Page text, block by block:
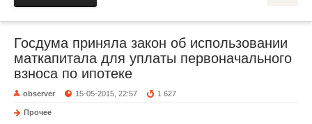
Госдума приняла закон об использовании
маткапитала для уплаты первоначального
взноса по ипотеке
observer 15-05-2015, 22:57 1 627
Прочее